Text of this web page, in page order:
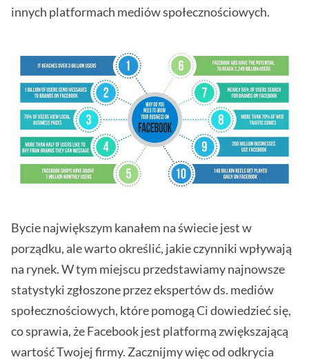
innych platformach mediów społecznościowych.
Bycie największym kanałem na świecie jest w
porządku, ale warto określić, jakie czynniki wpływają
na rynek. W tym miejscu przedstawiamy najnowsze
statystyki zgłoszone przez ekspertów ds. mediów
społecznościowych, które pomogą Ci dowiedzieć się,
co sprawia, że Facebook jest platformą zwiększającą
wartość Twojej firmy. Zacznijmy więc od odkrycia